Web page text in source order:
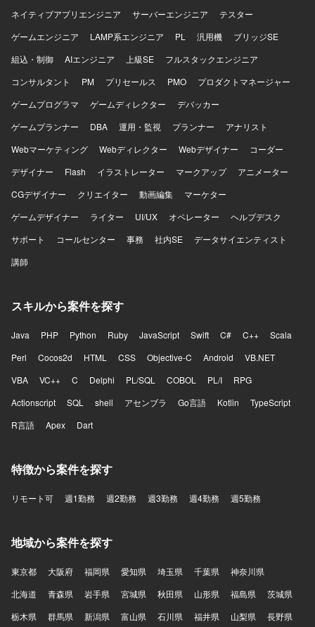
ネイティブアプリエンジニア
サーバーエンジニア
テスター
ゲームエンジニア
LAMP系エンジニア PL 汎用機
ブリッジSE
組込・制御
AIエンジニア 上級SE
フルスタックエンジニア
コンサルタント
PM プリセールス PMO
プロダクトマネージャー
ゲームプログラマ
ゲームディレクター
デバッカー
ゲームプランナー
DBA 運用・監視 プランナー
アナリスト
Webマーケティング
Webディレクター Webデザイナー
コーダー
デザイナー
Flash イラストレーター マークアップ
アニメーター
CGデザイナー
クリエイター 動画編集
マーケター
ゲームデザイナー
ライター UI/UX オペレーター
ヘルプデスク
サポート
コールセンター 事務 社内SE
データサイエンティスト
講師
スキルから案件を探す
Java PHP Python Ruby JavaScript Swift C# C++
Scala
Perl
Cocos2d HTML CSS Objective-C Android
VB.NET
VBA
VC++ C Delphi PL/SQL COBOL PL/I
RPG
Actionscript
SQL shell アセンブラ Go言語 Kotlin
TypeScript
R言語
Apex Dart
特徴から案件を探す
リモート可 週1勤務 週2勤務 週3勤務 週4勤務 週5勤務
地域から案件を探す
東京都 大阪府 福岡県 愛知県 埼玉県 千葉県
神奈川県
北海道
青森県 岩手県 宮城県 秋田県 山形県 福島県
茨城県
栃木県
群馬県 新潟県 富山県 石川県 福井県 山梨県 長野県